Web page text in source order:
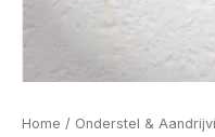
Home / Onderstel &